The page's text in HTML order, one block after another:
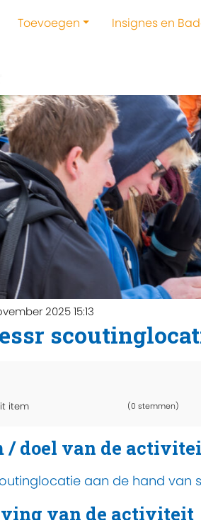
Toevoegen Insignes en
2025 15:13
item (0 stemmen)
/ doel van de
aan de hand van
van de activiteit